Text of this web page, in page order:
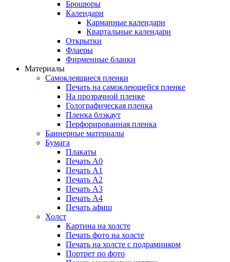
Брошюры
Календари
Карманные календари
Квартальные календари
Открытки
Флаеры
Фирменные бланки
Материалы
Самоклеящиеся пленки
Печать на самоклеющейся пленке
На прозрачной пленке
Голографическая пленка
Пленка блэкаут
Перфорированная пленка
Баннерные материалы
Бумага
Плакаты
Печать А0
Печать А1
Печать А2
Печать А3
Печать А4
Печать афиш
Холст
Картина на холсте
Печать фото на холсте
Печать на холсте с подрамником
Портрет по фото